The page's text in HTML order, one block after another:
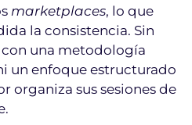
marketplaces, lo que
la consistencia. Sin
una metodología
un enfoque estructurado
organiza sus sesiones de